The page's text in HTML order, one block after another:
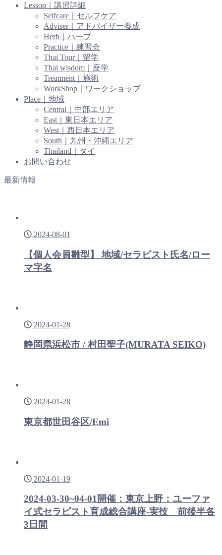
Lesson｜講習詳細
Selfcare｜セルフケア
Adviser｜アドバイザー養成
Herb｜ハーブ
Practice｜練習会
Thai Tour｜留学
Thai wisdom｜座学
Treatment｜施術
WorkShop｜ワークショップ
Place｜地域
Central｜中部エリア
East｜東日本エリア
West｜西日本エリア
South｜九州・沖縄エリア
Thailand｜タイ
お問い合わせ
最新情報
2024-08-01
【個人会員雛型】 地域/セラピスト氏名/ロー
マ字名
2024-01-28
静岡県浜松市 / 村田聖子(MURATA SEIKO)
2024-01-28
東京都世田谷区/Emi
2024-01-19
2024-03-30~04-01開催：東京上野：ユーファ
イ式セラピスト育成総合講座-実技 前後半各
3日間